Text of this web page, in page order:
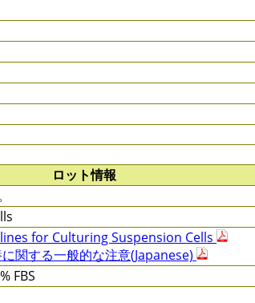
ロット情報
for Culturing Suspension Cells
関する一般的な注意(Japanese)
FBS